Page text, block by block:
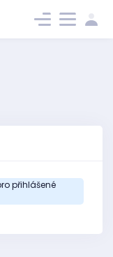
přihlášené